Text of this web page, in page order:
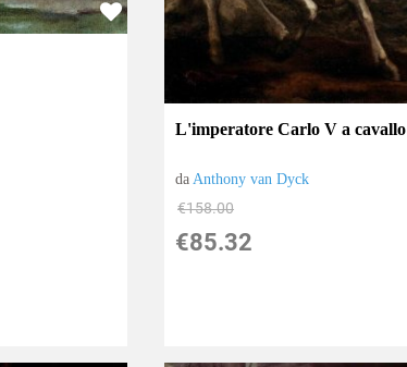
L'imperatore Carlo V a cavallo
da Anthony van Dyck
€158.00
€85.32